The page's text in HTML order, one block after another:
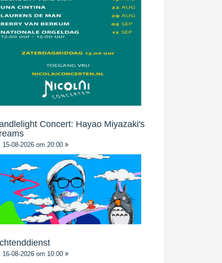
Concert: Hayao Miyazaki's
15-08-2026 om 20:00
16-08-2026 om 10:00